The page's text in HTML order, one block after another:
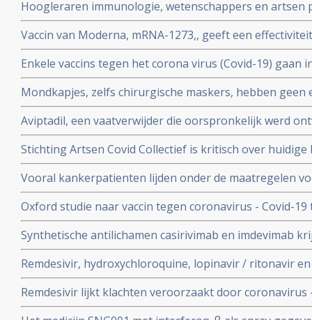
Hoogleraren immunologie, wetenschappers en artsen
vitamine D tegen Covid-19. Er is steeds meer bewijs
coronavirus - Covid-19
Vaccin van Moderna, mRNA-1273,, geeft een
19 blijkt uit een tussenevaluatie.
Enkele vaccins tegen het corona virus (Covid-19) gaan
onderzocht worden na goede resultaten bij groepen
Mondkapjes, zelfs chirurgische maskers, hebben
tientallen gerandomiseerde studies. Dit in
Nederlandse regering van ons eist.
Aviptadil, een vaatverwijder die oorspronkelijk werd
te behandelen geeft betere overleving bij ernstig zieke
procent versus 27 procent
Stichting Artsen Covid Collectief is kritisch over
het coronavirus - Covid-19 en pleit voor veel meer
Vooral kankerpatienten lijden onder de maatregelen
omdat hun behandelingen en diagnoses te lang
Oxford studie naar vaccin tegen coronavirus - Covid-
immuunrespons bij ouderen (55+), de groep met het
Synthetische antilichamen casirivimab en imdevimab
authorization (EUA) voor gebruik bij patienten besmet
met milde klachten
Remdesivir, hydroxychloroquine, lopinavir / ritonavir
geen effect als behandeling van patienten
coronabesmetting.
Remdesivir lijkt klachten veroorzaakt door coronavirus
maar is weinig bewijs voor.